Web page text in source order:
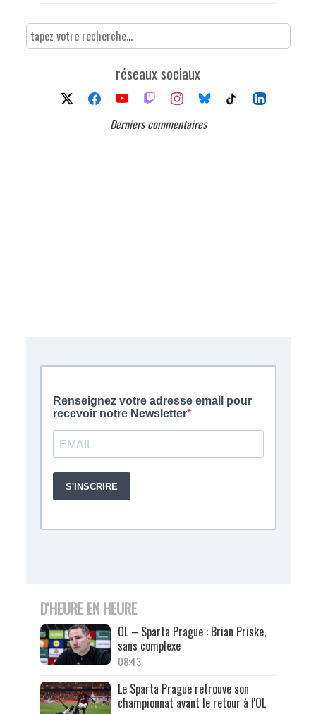
réseaux sociaux
Derniers commentaires
D'HEURE EN HEURE
OL – Sparta Prague : Brian Priske,
sans complexe
08:43
Le Sparta Prague retrouve son
championnat avant le retour à l'OL